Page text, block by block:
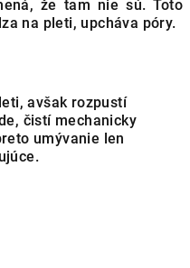
že tam nie sú. Toto
na pleti, upcháva póry.
avšak rozpustí
čistí mechanicky
umývanie len